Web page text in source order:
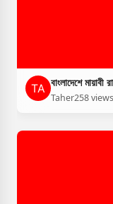
বাংলাদেশে
Taher258 views